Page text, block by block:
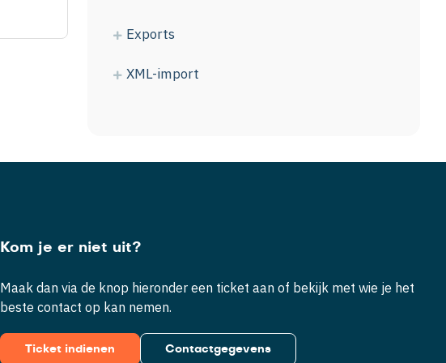
Exports
XML-import
Kom je er niet uit?
Maak dan via de knop hieronder een ticket aan of bekijk met wie je het
beste contact op kan nemen.
Ticket indienen Contactgegevens